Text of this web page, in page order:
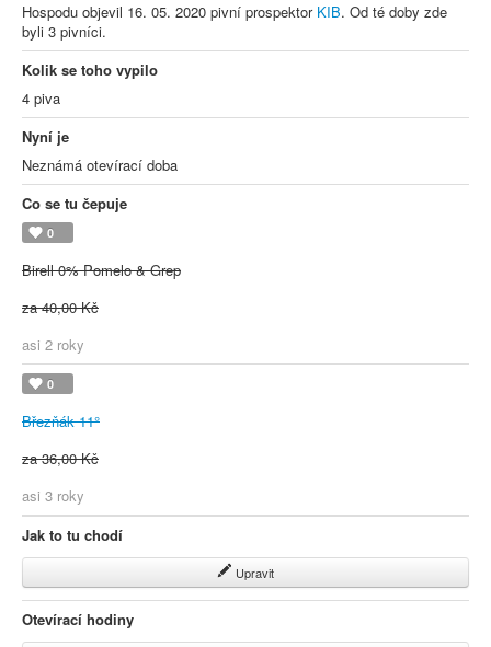
Hospodu objevil 16. 05. 2020 pivní prospektor KIB. Od té doby zde
byli 3 pivníci.
Kolik se toho vypilo
4 piva
Nyní je
Neznámá otevírací doba
Co se tu čepuje
0
Birell 0% Pomelo & Grep
za 40,00 Kč
asi 2 roky
0
Březňák 11°
za 36,00 Kč
asi 3 roky
Jak to tu chodí
Upravit
Otevírací hodiny